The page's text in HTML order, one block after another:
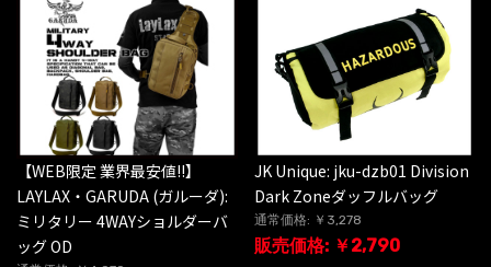
【WEB限定 業界最安値!!】
LAYLAX・GARUDA (ガルーダ):
ミリタリー 4WAYショルダーバ
ッグ OD
JK Unique: jku-dzb01 Division
Dark Zoneダッフルバッグ
通常価格: ￥3,278
販売価格: ￥2,790